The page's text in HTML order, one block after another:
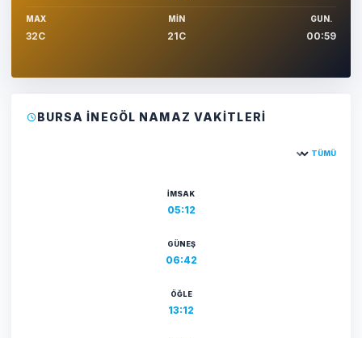
MAX
32C
MIN
21C
GUN.
00:59
BURSA İNEGÖL NAMAZ VAKITLERI
TÜMÜ
İMSAK
05:12
GÜNEŞ
06:42
ÖĞLE
13:12